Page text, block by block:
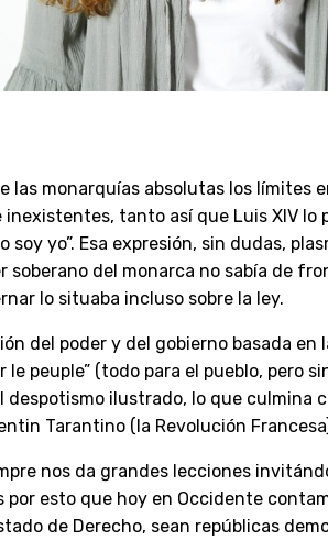
las monarquías absolutas los límites
tanto así que Luis XIV lo
soy yo”. Esa expresión, sin dudas,
soberano del monarca no sabía de
lo situaba incluso sobre la ley.
del poder y del gobierno basada en
le peuple” (todo para el pueblo, pero
despotismo ilustrado, lo que culmina
Tarantino (la Revolución
nos da grandes lecciones
por esto que hoy en Occidente
de Derecho, sean repúblicas